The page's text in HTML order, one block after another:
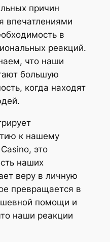
причин
впечатлениями
в
реакций.
что наши
большую
когда находят
к нашему
это
наших
веру в личную
превращается в
помощи и
наши реакции